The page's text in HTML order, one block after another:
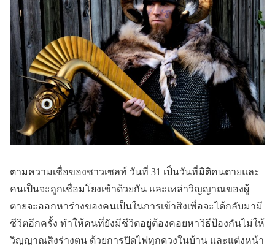
ตามความเชื่อของชาวเซลท์ วันที่ 31 เป็นวันที่มิติคนตายและ
คนเป็นจะถูกเชื่อมโยงเข้าด้วยกัน และเหล่าวิญญาณของผู้
ตายจะออกหาร่างของคนเป็นในการเข้าสิงเพื่อจะได้กลับมามี
ชีวิตอีกครั้ง ทำให้คนที่ยังมีชีวิตอยู่ต้องคอยหาวิธีป้องกันไม่ให้
วิญญาณสิงร่างตน ด้วยการปิดไฟทุกดวงในบ้าน และแต่งหน้า